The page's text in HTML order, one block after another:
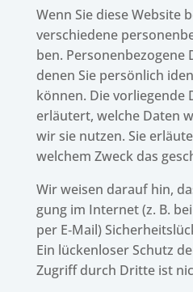
Wenn Sie diese Website
verschie­dene
ben. Perso­nen­be­zo­gene
denen Sie persön­lich
können. Die vorlie­gende
erläu­tert, welche Daten
wir sie nutzen. Sie
welchem Zweck das
Wir weisen darauf hin,
gung im Inter­net (z. B.
per E‑Mail)
Ein lücken­lo­ser Schutz
Zugriff durch Dritte ist